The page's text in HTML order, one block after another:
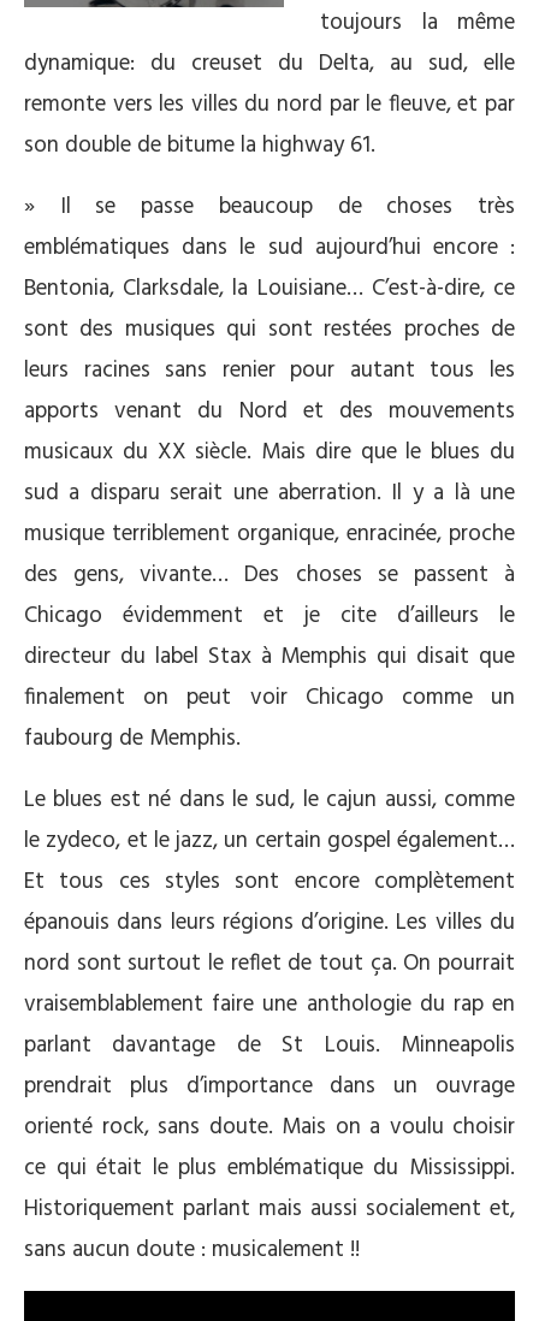
toujours la même
dynamique: du creuset du Delta, au sud, elle
remonte vers les villes du nord par le fleuve, et par
son double de bitume la highway 61.
» Il se passe beaucoup de choses très
emblématiques dans le sud aujourd’hui encore :
Bentonia, Clarksdale, la Louisiane… C’est-à-dire, ce
sont des musiques qui sont restées proches de
leurs racines sans renier pour autant tous les
apports venant du Nord et des mouvements
musicaux du XX siècle. Mais dire que le blues du
sud a disparu serait une aberration. Il y a là une
musique terriblement organique, enracinée, proche
des gens, vivante… Des choses se passent à
Chicago évidemment et je cite d’ailleurs le
directeur du label Stax à Memphis qui disait que
finalement on peut voir Chicago comme un
faubourg de Memphis.
Le blues est né dans le sud, le cajun aussi, comme
le zydeco, et le jazz, un certain gospel également…
Et tous ces styles sont encore complètement
épanouis dans leurs régions d’origine. Les villes du
nord sont surtout le reflet de tout ça. On pourrait
vraisemblablement faire une anthologie du rap en
parlant davantage de St Louis. Minneapolis
prendrait plus d’importance dans un ouvrage
orienté rock, sans doute. Mais on a voulu choisir
ce qui était le plus emblématique du Mississippi.
Historiquement parlant mais aussi socialement et,
sans aucun doute : musicalement !!